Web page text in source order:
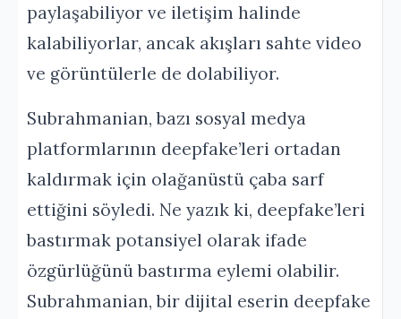
paylaşabiliyor ve iletişim halinde
kalabiliyorlar, ancak akışları sahte video
ve görüntülerle de dolabiliyor.
Subrahmanian, bazı sosyal medya
platformlarının deepfake’leri ortadan
kaldırmak için olağanüstü çaba sarf
ettiğini söyledi. Ne yazık ki, deepfake’leri
bastırmak potansiyel olarak ifade
özgürlüğünü bastırma eylemi olabilir.
Subrahmanian, bir dijital eserin deepfake